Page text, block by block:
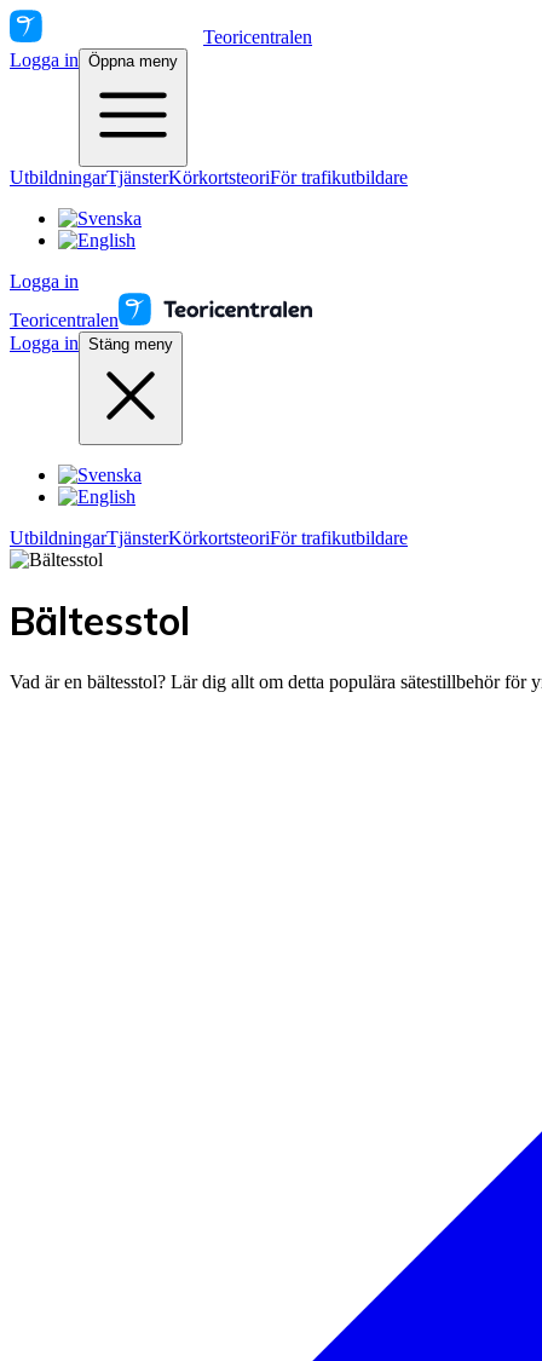
Teoricentralen
Logga in Öppna meny
UtbildningarTjänsterKörkortsteoriFör trafikutbildare
Logga in
Teoricentralen
Logga in Stäng meny
UtbildningarTjänsterKörkortsteoriFör trafikutbildare
Bältesstol
Vad är en bältesstol? Lär dig allt om detta populära sätestillbehör